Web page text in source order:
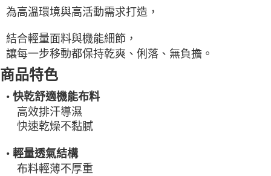
每筆NT$100
7-11超取(2000以上免運)
每筆NT$100，滿NT$2,000(含以上)免運費
一般宅配
每筆NT$100
宅配出貨(2000以上免運)
每筆NT$100，滿NT$2,000(含以上)免運費
為高溫環境與高活動需求打造，
結合輕量面料與機能細節，
讓每一步移動都保持乾爽、俐落、無負擔。
商品特色
• 快乾舒適機能布料
高效排汗導濕
快速乾燥不黏膩
• 輕量透氣結構
布料輕薄不厚重